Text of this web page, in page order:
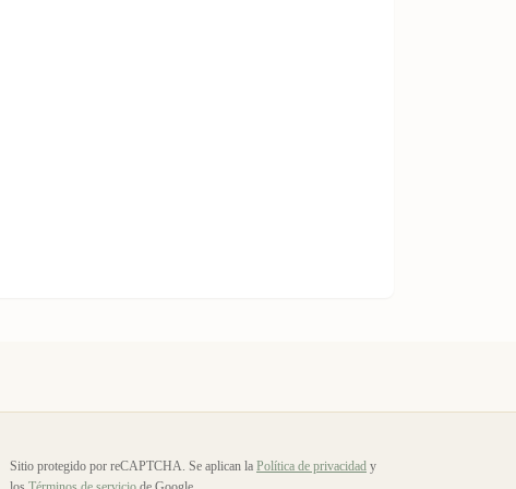
Sitio protegido por reCAPTCHA. Se aplican la Política de privacidad y